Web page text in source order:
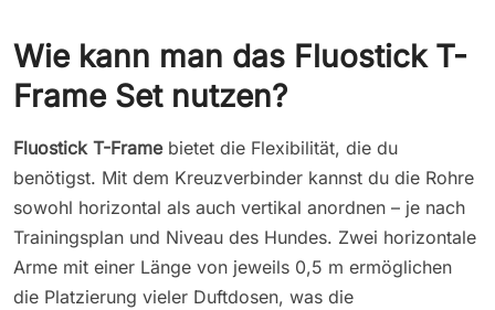
Wie kann man das Fluostick T-
Frame Set nutzen?
Fluostick T-Framebietet die Flexibilität, die du
benötigst. Mit dem Kreuzverbinder kannst du die Rohre
sowohl horizontal als auch vertikal anordnen – je nach
Trainingsplan und Niveau des Hundes. Zwei horizontale
Arme mit einer Länge von jeweils 0,5 m ermöglichen
die Platzierung vieler Duftdosen, was die